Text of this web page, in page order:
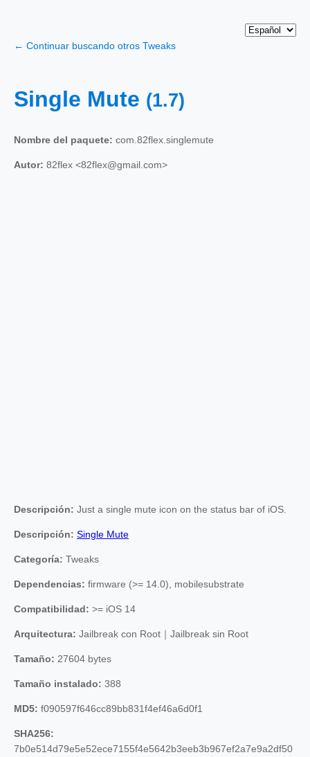
← Continuar buscando otros Tweaks
Single Mute (1.7)
Nombre del paquete: com.82flex.singlemute
Autor: 82flex <82flex@gmail.com>
Descripción: Just a single mute icon on the status bar of iOS.
Descripción: Single Mute
Categoría: Tweaks
Dependencias: firmware (>= 14.0), mobilesubstrate
Compatibilidad: >= iOS 14
Arquitectura: Jailbreak con Root｜Jailbreak sin Root
Tamaño: 27604 bytes
Tamaño instalado: 388
MD5: f090597f646cc89bb831f4ef46a6d0f1
SHA256:
7b0e514d79e5e52ece7155f4e5642b3eeb3b967ef2a7e9a2df50